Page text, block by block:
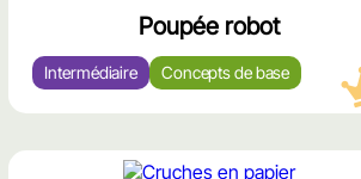
Poupée robot
Intermédiaire Concepts de base
محتوى